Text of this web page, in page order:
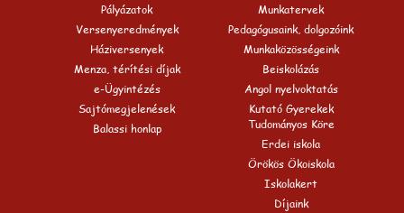
Pályázatok
Versenyeredmények
Háziversenyek
Menza, térítési díjak
e-Ügyintézés
Sajtómegjelenések
Balassi honlap
Munkatervek
Pedagógusaink, dolgozóink
Munkaközösségeink
Beiskolázás
Angol nyelvoktatás
Kutató Gyerekek
Tudományos Köre
Erdei iskola
Örökös Ökoiskola
Iskolakert
Díjaink